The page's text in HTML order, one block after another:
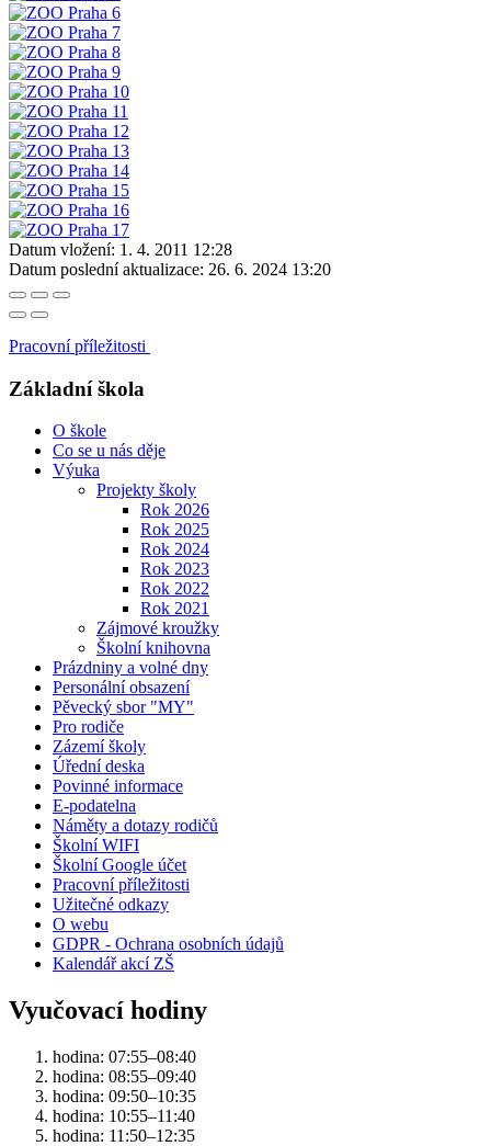
Datum vložení: 1. 4. 2011 12:28
Datum poslední aktualizace: 26. 6. 2024 13:20
Pracovní příležitosti
Základní škola
O škole
Co se u nás děje
Výuka
Projekty školy
Rok 2026
Rok 2025
Rok 2024
Rok 2023
Rok 2022
Rok 2021
Zájmové kroužky
Školní knihovna
Prázdniny a volné dny
Personální obsazení
Pěvecký sbor "MY"
Pro rodiče
Zázemí školy
Úřední deska
Povinné informace
E-podatelna
Náměty a dotazy rodičů
Školní WIFI
Školní Google účet
Pracovní příležitosti
Užitečné odkazy
O webu
GDPR - Ochrana osobních údajů
Kalendář akcí ZŠ
Vyučovací hodiny
hodina: 07:55–08:40
hodina: 08:55–09:40
hodina: 09:50–10:35
hodina: 10:55–11:40
hodina: 11:50–12:35